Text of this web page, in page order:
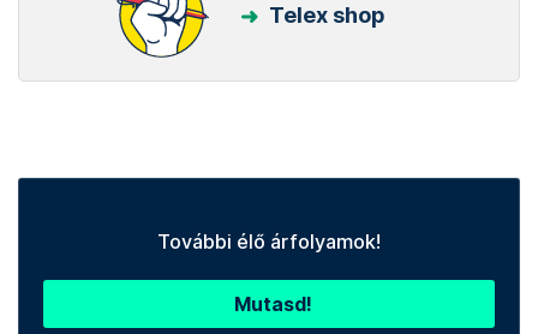
Telex shop
További élő árfolyamok!
Mutasd!